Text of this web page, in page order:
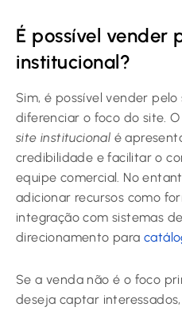
É possível vender
institucional?
Sim, é possível vender
diferenciar o foco do site.
site institucional é
credibilidade e facilitar o
equipe comercial. No
adicionar recursos como
integração com sistemas
direcionamento para
Se a venda não é o foco
deseja captar